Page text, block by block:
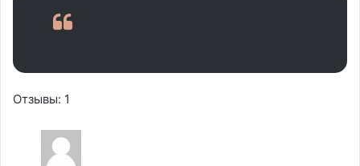
Отзывы: 1